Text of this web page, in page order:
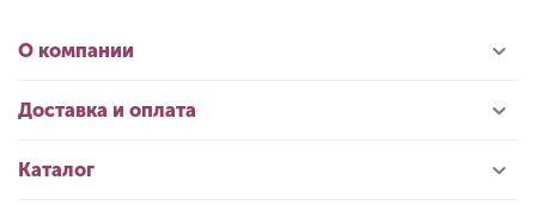
О компании
Доставка и оплата
Каталог